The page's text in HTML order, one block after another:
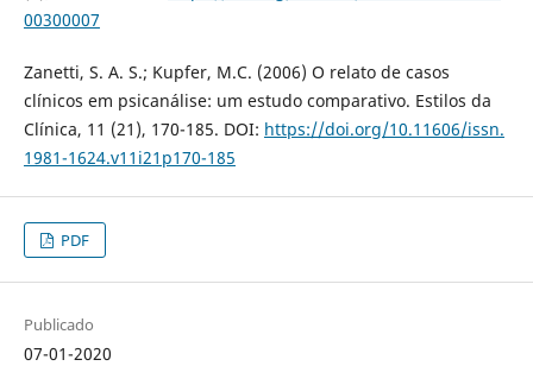
00300007
Zanetti, S. A. S.; Kupfer, M.C. (2006) O relato de casos
clínicos em psicanálise: um estudo comparativo. Estilos da
Clínica, 11 (21), 170-185. DOI: https://doi.org/10.11606/issn.
1981-1624.v11i21p170-185
PDF
Publicado
07-01-2020